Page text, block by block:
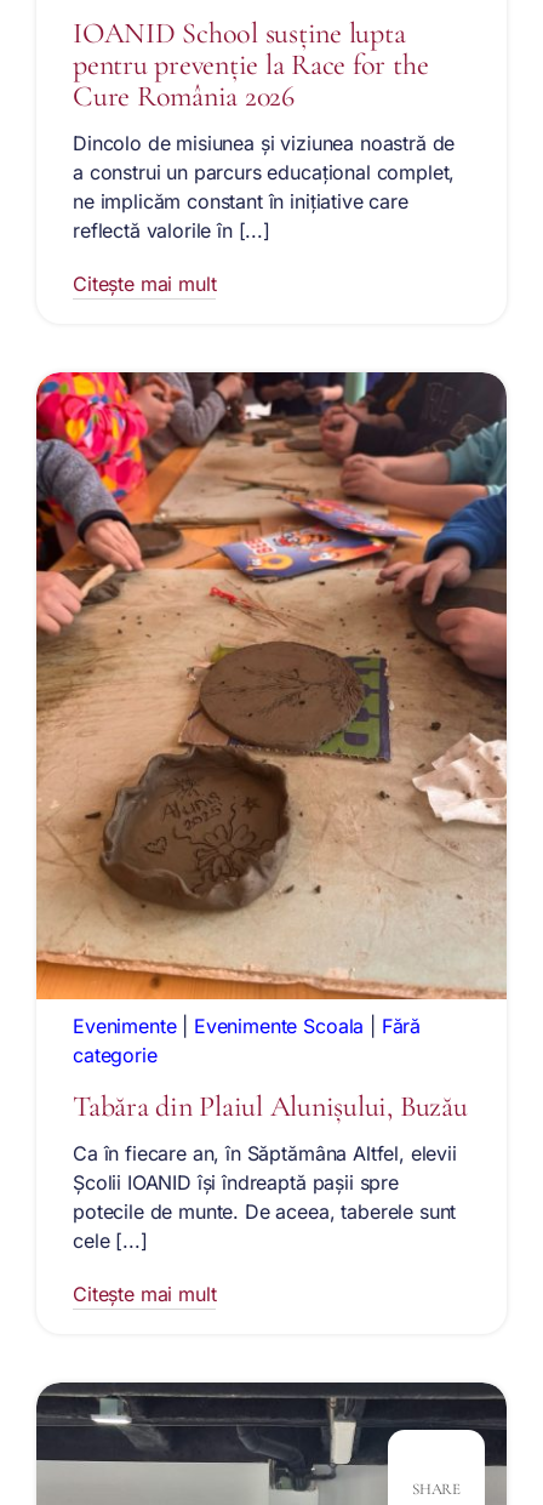
IOANID School susține lupta
pentru prevenție la Race for the
Cure România 2026
Dincolo de misiunea și viziunea noastră de
a construi un parcurs educațional complet,
ne implicăm constant în inițiative care
reflectă valorile în [...]
Citește mai mult
Evenimente| Evenimente Scoala
Fără
categorie
Tabăra din Plaiul Alunișului, Buzău
Ca în fiecare an, în Săptămâna Altfel, elevii
Școlii IOANID își îndreaptă pașii spre
potecile de munte. De aceea, taberele sunt
cele [...]
Citește mai mult
SHARE